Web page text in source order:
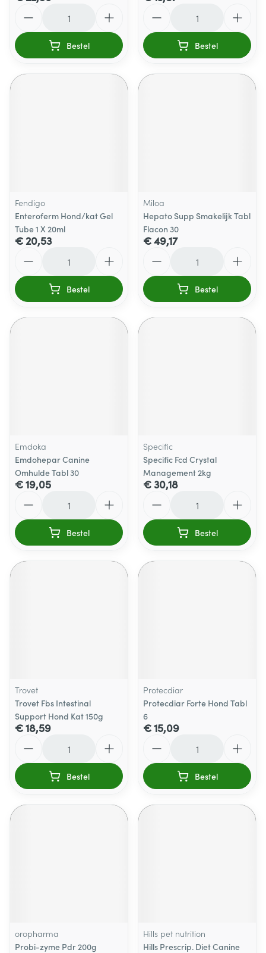
Bestel Bestel
Fendigo
Enteroferm Hond/kat Gel
Tube 1 X 20ml
€ 20,53
Bestel
Miloa
Hepato Supp Smakelijk Tabl
Flacon 30
€ 49,17
Bestel
Emdoka
Emdohepar Canine
Omhulde Tabl 30
€ 19,05
Bestel
Specific
Specific Fcd Crystal
Management 2kg
€ 30,18
Bestel
Trovet
Trovet Fbs Intestinal
Support Hond Kat 150g
€ 18,59
Bestel
Protecdiar
Protecdiar Forte Hond Tabl
6
€ 15,09
Bestel
oropharma
Probi-zyme Pdr 200g
Hills pet nutrition
Hills Prescrip. Diet Canine